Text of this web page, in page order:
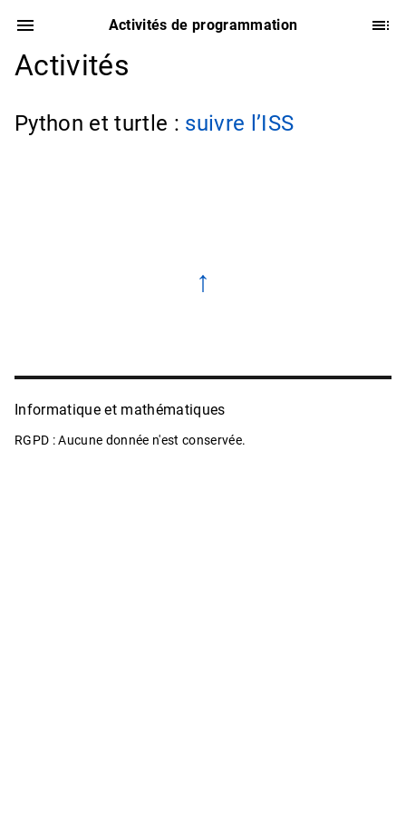
Activités de programmation
Activités
Python et turtle : suivre l’ISS
↑
Informatique et mathématiques
RGPD : Aucune donnée n'est conservée.